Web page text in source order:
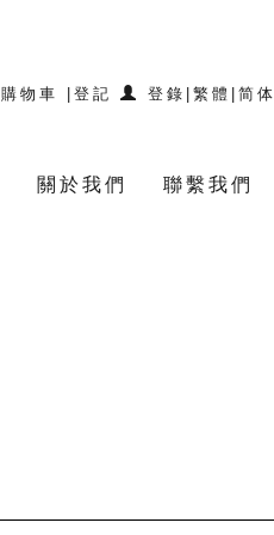
關於我們 聯繫我們
購物車 |登記 登錄 |繁體 |简体